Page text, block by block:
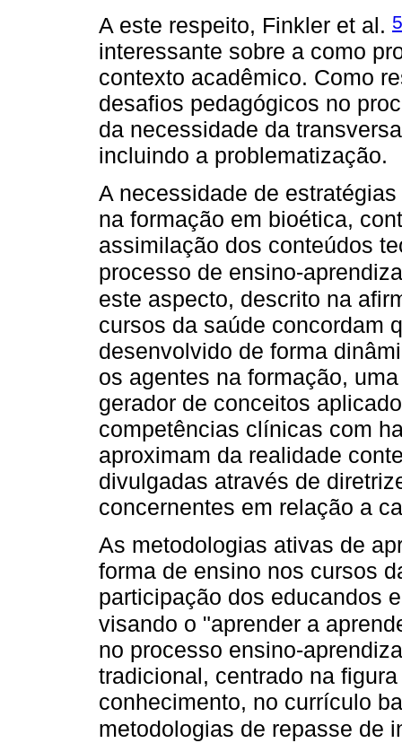
A este respeito, Finkler et al. 5
interessante sobre a como
contexto acadêmico. Como
desafios pedagógicos no
da necessidade da
incluindo a problematização.
A necessidade de
na formação em bioética,
assimilação dos conteúdos
processo de ensino-
este aspecto, descrito na
cursos da saúde concordam
desenvolvido de forma
os agentes na formação,
gerador de conceitos
competências clínicas com
aproximam da realidade
divulgadas através de
concernentes em relação a
As metodologias ativas de
forma de ensino nos cursos
participação dos educandos
visando o "aprender a
no processo ensino-
tradicional, centrado na
conhecimento, no currículo
metodologias de repasse de